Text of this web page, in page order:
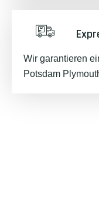
Wir garantieren
Potsdam